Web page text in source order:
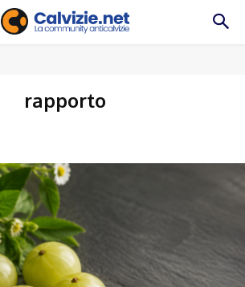
rapporto